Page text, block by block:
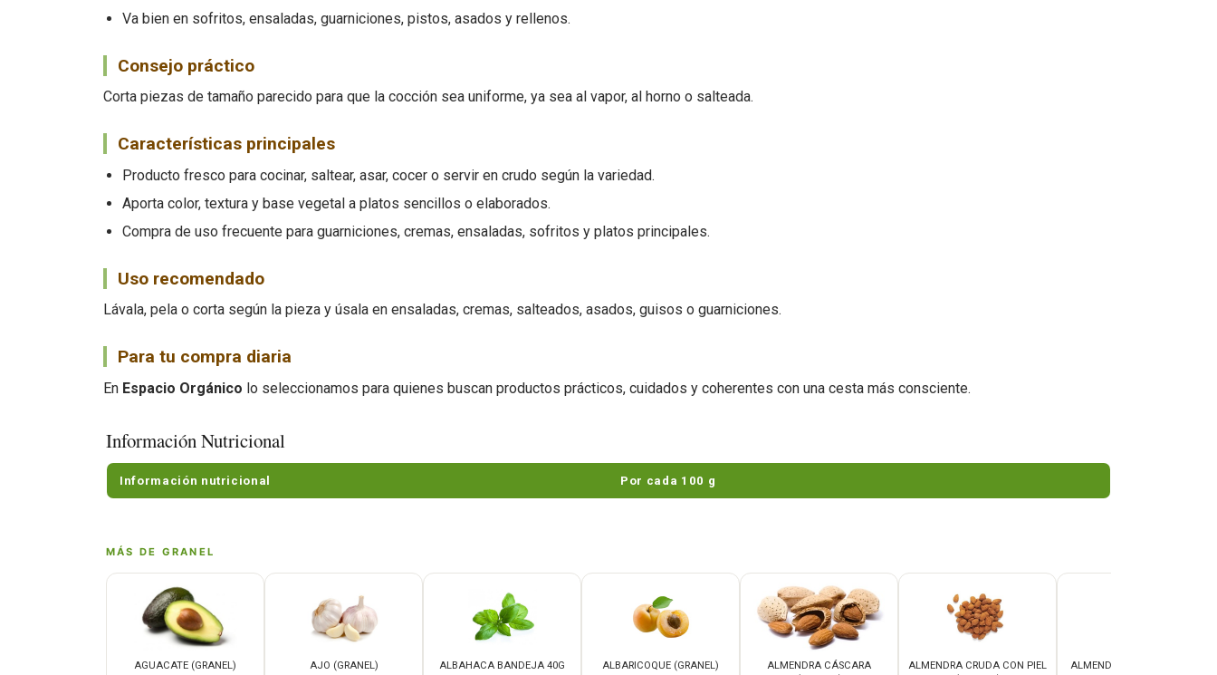
Va bien en sofritos, ensaladas, guarniciones, pistos, asados y rellenos.
Consejo práctico
Corta piezas de tamaño parecido para que la cocción sea uniforme, ya sea al vapor, al horno o salteada.
Características principales
Producto fresco para cocinar, saltear, asar, cocer o servir en crudo según la variedad.
Aporta color, textura y base vegetal a platos sencillos o elaborados.
Compra de uso frecuente para guarniciones, cremas, ensaladas, sofritos y platos principales.
Uso recomendado
Lávala, pela o corta según la pieza y úsala en ensaladas, cremas, salteados, asados, guisos o guarniciones.
Para tu compra diaria
En Espacio Orgánico lo seleccionamos para quienes buscan productos prácticos, cuidados y coherentes con una cesta más consciente.
Información Nutricional
Información nutricional Por cada 100 g
MÁS DE GRANEL
AGUACATE (GRANEL) AJO (GRANEL) ALBAHACA BANDEJA 40G ALBARICOQUE (GRANEL)
ALMENDRA CÁSCARA
ALMENDRA CRUDA CON PIEL
ALMENDRA CRUDA SIN PIEL